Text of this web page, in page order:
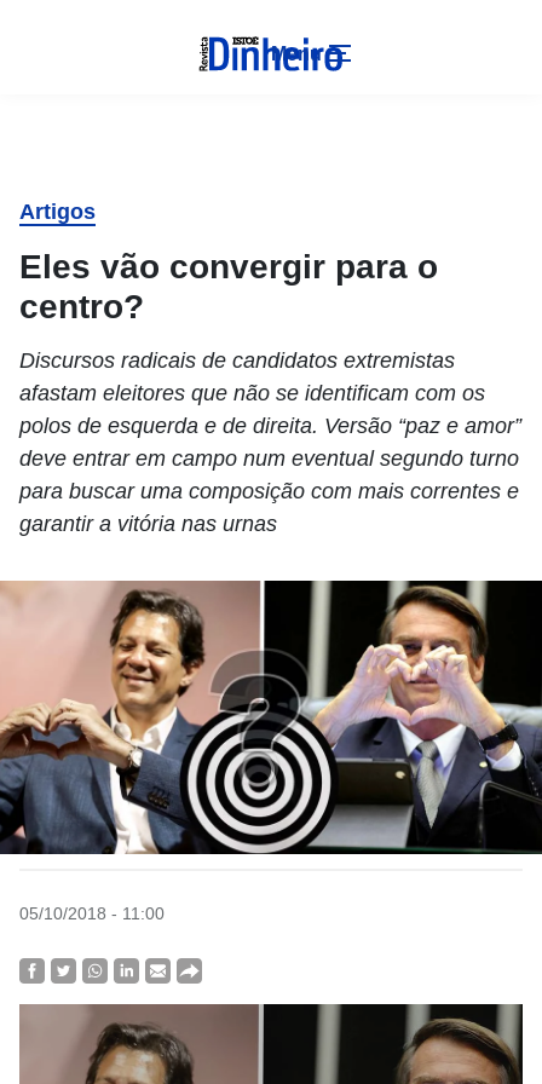
Menu
Artigos
Eles vão convergir para o
centro?
Discursos radicais de candidatos extremistas
afastam eleitores que não se identificam com os
polos de esquerda e de direita. Versão “paz e amor”
deve entrar em campo num eventual segundo turno
para buscar uma composição com mais correntes e
garantir a vitória nas urnas
05/10/2018 - 11:00